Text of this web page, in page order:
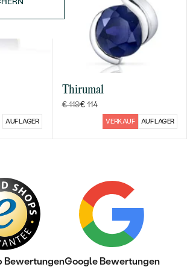
AUF LAGER
Thirumal
€ 119€ 114
VERKAUF AUF LAGER
BewertungenGoogle Bewertungen